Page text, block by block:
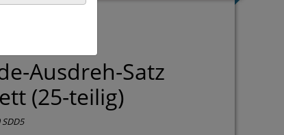
Ausdreh-Satz
(25-teilig)